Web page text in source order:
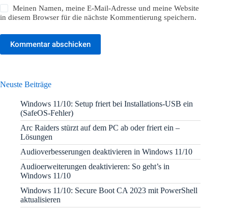
Meinen Namen, meine E-Mail-Adresse und meine Website
in diesem Browser für die nächste Kommentierung speichern.
Kommentar abschicken
Neuste Beiträge
Windows 11/10: Setup friert bei Installations-USB ein
(SafeOS-Fehler)
Arc Raiders stürzt auf dem PC ab oder friert ein –
Lösungen
Audioverbesserungen deaktivieren in Windows 11/10
Audioerweiterungen deaktivieren: So geht’s in
Windows 11/10
Windows 11/10: Secure Boot CA 2023 mit PowerShell
aktualisieren